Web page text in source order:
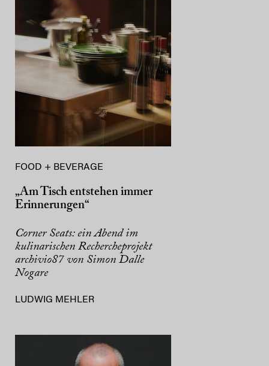
FOOD + BEVERAGE
„Am Tisch entstehen immer
Erinnerungen“
Corner Seats: ein Abend im
kulinarischen Rechercheprojekt
archivio87 von Simon Dalle
Nogare
LUDWIG MEHLER